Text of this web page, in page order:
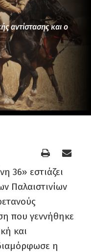
αντίστασης και ο
36» εστιάζει
Παλαιστινίων
που γεννήθηκε
και
η